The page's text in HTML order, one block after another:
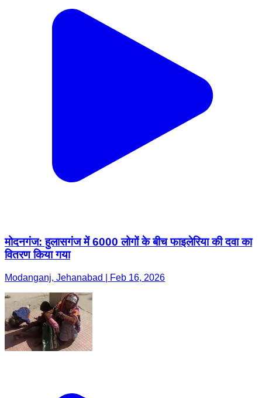
मोदनगंज: हुलासगंज में 6000 लोगों के बीच फाइलेरिया की दवा का
वितरण किया गया
Modanganj, Jehanabad | Feb 16, 2026